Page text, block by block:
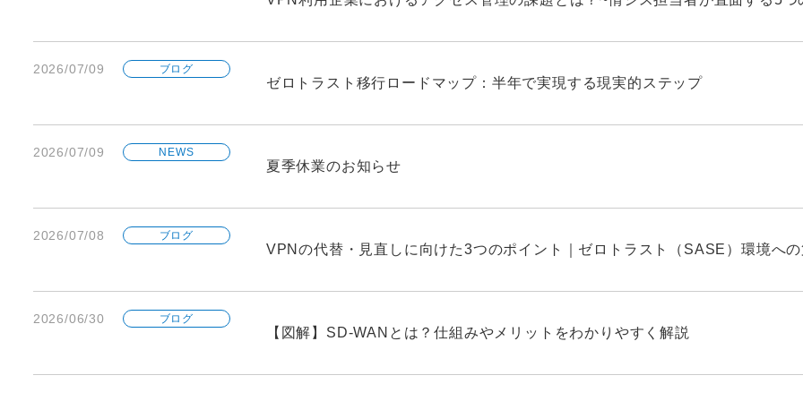
2026/07/09 ブログ
ゼロトラスト移行ロードマップ：半年で実現する現実的ステップ
2026/07/09 NEWS
夏季休業のお知らせ
2026/07/08 ブログ
VPNの代替・見直しに向けた3つのポイント｜ゼロトラスト（SASE）環境へ
2026/06/30 ブログ
【図解】SD-WANとは？仕組みやメリットをわかりやすく解説